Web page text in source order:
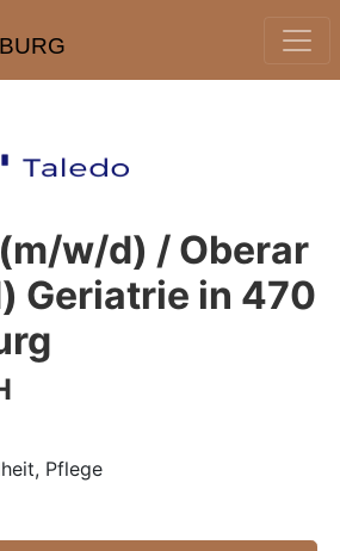
w/d) / Oberar
Geriatrie in 470
Pflege